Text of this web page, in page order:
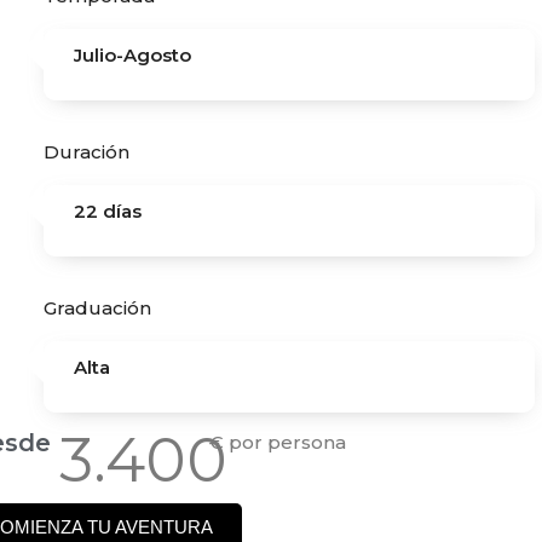
Julio-Agosto
Duración
22 días
Graduación
Alta
3.400€ por persona
TU AVENTURA